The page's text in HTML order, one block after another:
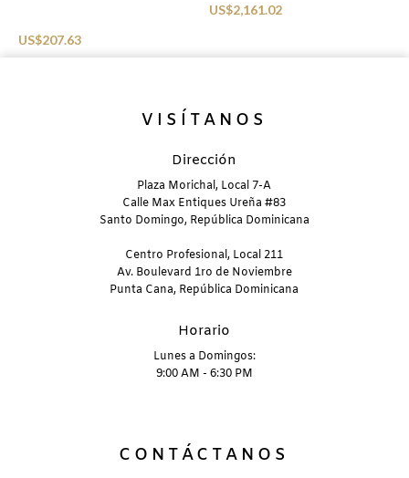
US$207.63
US$2,161.02
VISÍTANOS
Dirección
Plaza Morichal, Local 7-A
Calle Max Entiques Ureña #83
Santo Domingo, República Dominicana
Centro Profesional, Local 211
Av. Boulevard 1ro de Noviembre
Punta Cana, República Dominicana
Horario
Lunes a Domingos:
9:00 AM - 6:30 PM
CONTÁCTANOS